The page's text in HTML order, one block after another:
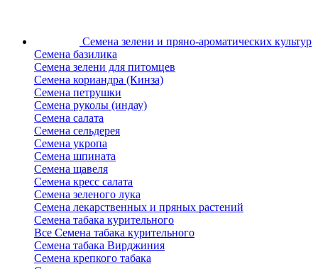
Семена зелени и пряно-ароматических культур
Семена базилика
Семена зелени для питомцев
Семена кориандра (Кинза)
Семена петрушки
Семена руколы (индау)
Семена салата
Семена сельдерея
Семена укропа
Семена шпината
Семена щавеля
Семена кресс салата
Семена зеленого лука
Семена лекарственных и пряных растений
Семена табака курительного
Все Семена табака курительного
Семена табака Вирджиния
Семена крепкого табака